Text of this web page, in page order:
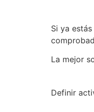
Si ya
La mejor
Definir